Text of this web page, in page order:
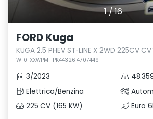
1/16
FORD Kuga
KUGA 2.5 PHEV ST-LINE X 2WD 225CV
WF0FXXWPMHPK44326 4707449
3/2023
Elettrica/Benzina
225 CV (165 KW)
Euro